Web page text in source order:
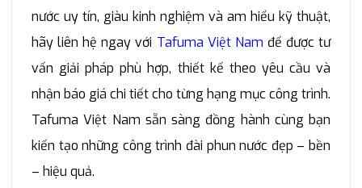
nước uy tín, giàu kinh nghiệm và am hiểu kỹ thuật,
hãy liên hệ ngay với Tafuma Việt Nam để được tư
vấn giải pháp phù hợp, thiết kế theo yêu cầu và
nhận báo giá chi tiết cho từng hạng mục công trình.
Tafuma Việt Nam sẵn sàng đồng hành cùng bạn
kiến tạo những công trình đài phun nước đẹp – bền
– hiệu quả.